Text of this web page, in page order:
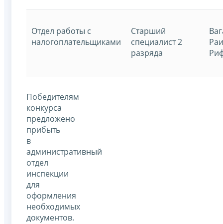
Отдел работы с
налогоплательщиками
Старший
специалист 2
разряда
Победителям
конкурса
предложено
прибыть
в
административный
отдел
инспекции
для
оформления
необходимых
документов.